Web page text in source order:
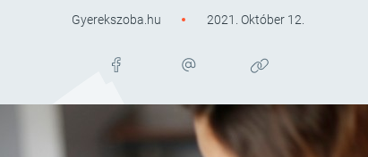
Gyerekszoba.hu 2021. Október 12.